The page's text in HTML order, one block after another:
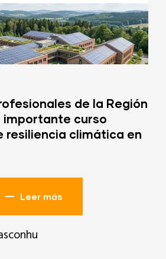
de la Región
importante curso
resiliencia climática en
Leer más